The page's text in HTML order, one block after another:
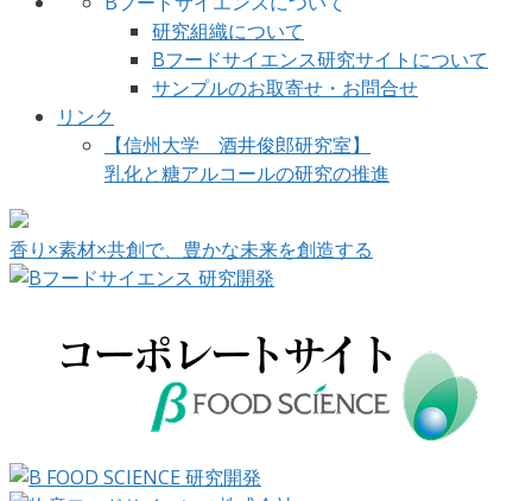
研究組織について
Bフードサイエンス研究サイトについて
サンプルのお取寄せ・お問合せ
リンク
【信州大学 酒井俊郎研究室】
乳化と糖アルコールの研究の推進
香り×素材×共創で、豊かな未来を創造する